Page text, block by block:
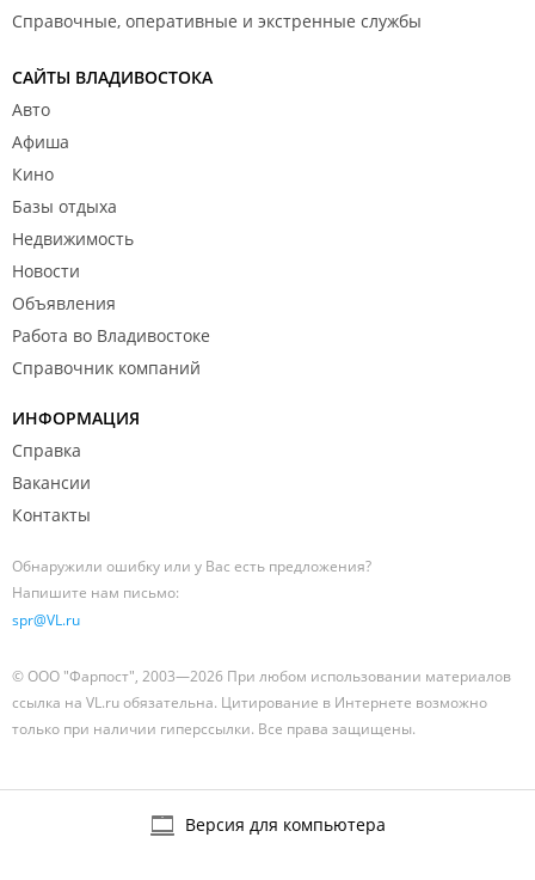
Справочные, оперативные и экстренные службы
САЙТЫ ВЛАДИВОСТОКА
Авто
Афиша
Кино
Базы отдыха
Недвижимость
Новости
Объявления
Работа во Владивостоке
Справочник компаний
ИНФОРМАЦИЯ
Справка
Вакансии
Контакты
Обнаружили ошибку или у Вас есть предложения?
Напишите нам письмо:
spr@VL.ru
© ООО "Фарпост", 2003—2026 При любом использовании материалов
ссылка на VL.ru обязательна. Цитирование в Интернете возможно
только при наличии гиперссылки. Все права защищены.
Версия для компьютера